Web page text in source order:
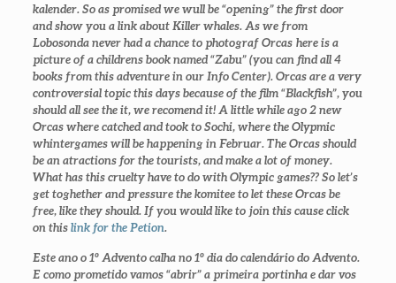
kalender. So as promised we wull be “opening” the first door
and show you a link about Killer whales. As we from
Lobosonda never had a chance to photograf Orcas here is a
picture of a childrens book named “Zabu” (you can find all 4
books from this adventure in our Info Center). Orcas are a very
controversial topic this days because of the film “Blackfish”, you
should all see the it, we recomend it! A little while ago 2 new
Orcas where catched and took to Sochi, where the Olypmic
whintergames will be happening in Februar. The Orcas should
be an atractions for the tourists, and make a lot of money.
What has this cruelty have to do with Olympic games?? So let’s
get toghether and pressure the komitee to let these Orcas be
free, like they should. If you would like to join this cause click
on thislink for the Petion.
Este ano o 1º Advento calha no 1º dia do calendário do Advento.
E como prometido vamos “abrir” a primeira portinha e dar vos